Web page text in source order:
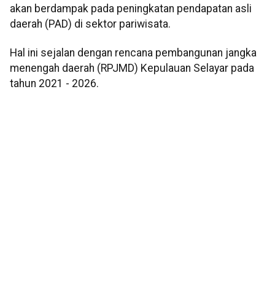
akan berdampak pada peningkatan pendapatan asli
daerah (PAD) di sektor pariwisata.
Hal ini sejalan dengan rencana pembangunan jangka
menengah daerah (RPJMD) Kepulauan Selayar pada
tahun 2021 - 2026.